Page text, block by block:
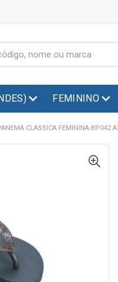
FEMININO
CLASSICA FEMININA BP042